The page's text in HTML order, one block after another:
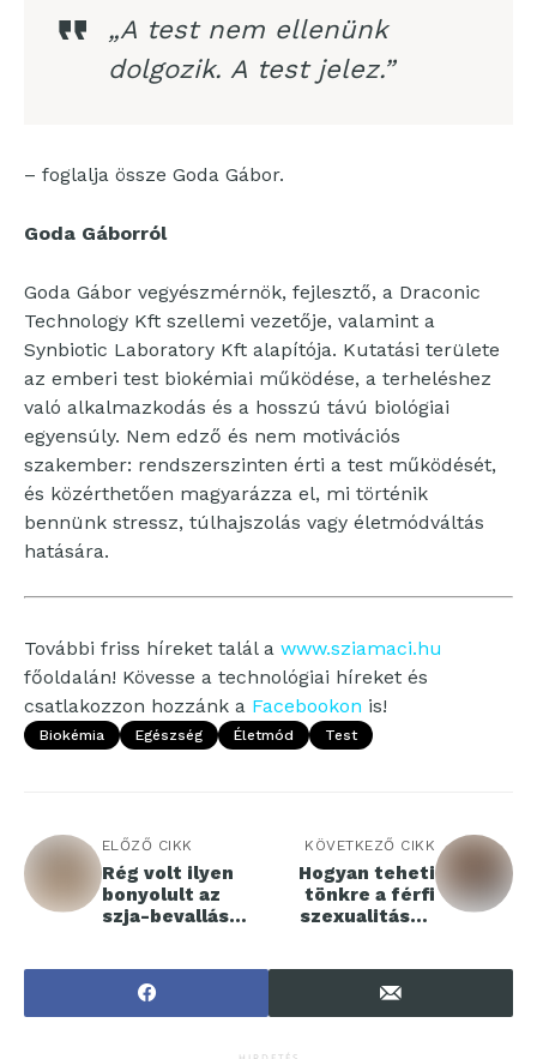
„A test nem ellenünk
dolgozik. A test jelez.”
– foglalja össze Goda Gábor.
Goda Gáborról
Goda Gábor vegyészmérnök, fejlesztő, a Draconic
Technology Kft szellemi vezetője, valamint a
Synbiotic Laboratory Kft alapítója. Kutatási területe
az emberi test biokémiai működése, a terheléshez
való alkalmazkodás és a hosszú távú biológiai
egyensúly. Nem edző és nem motivációs
szakember: rendszerszinten érti a test működését,
és közérthetően magyarázza el, mi történik
bennünk stressz, túlhajszolás vagy életmódváltás
hatására.
További friss híreket talál a www.sziamaci.hu
főoldalán! Kövesse a technológiai híreket és
csatlakozzon hozzánk a Facebookon is!
Biokémia Egészség Életmód Test
ELŐZŐ CIKK
Rég volt ilyen
bonyolult az
szja-bevallás
KÖVETKEZŐ CIKK
Hogyan teheti
tönkre a férfi
szexualitást a